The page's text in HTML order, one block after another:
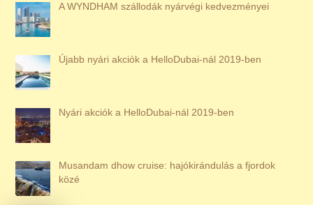
A WYNDHAM szállodák nyárvégi kedvezményei
Újabb nyári akciók a HelloDubai-nál 2019-ben
Nyári akciók a HelloDubai-nál 2019-ben
Musandam dhow cruise: hajókirándulás a fjordok
közé